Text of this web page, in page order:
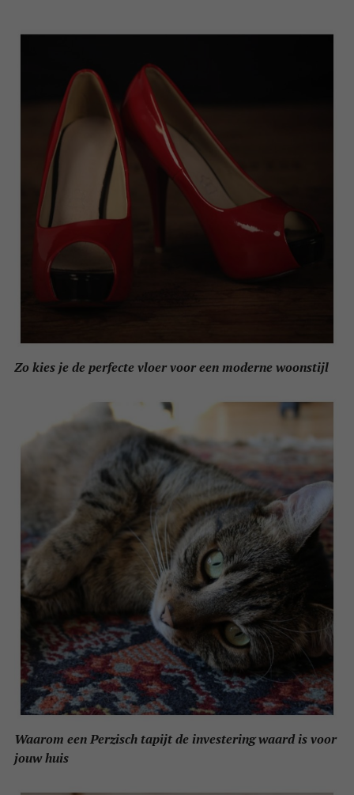
Zo kies je de perfecte vloer voor een moderne woonstijl
Waarom een Perzisch tapijt de investering waard is voor
jouw huis